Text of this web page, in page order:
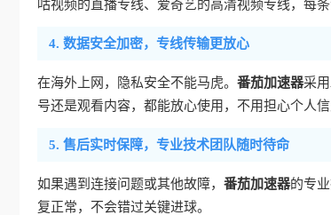
咕视频的直播专线、爱奇艺的高清视频专线，每
4. 数据安全加密，专线传输更放心
在海外上网，隐私安全不能马虎。 番茄加速器采
号还是观看内容，都能放心使用，不用担心个人信
5. 售后实时保障，专业技术团队随时待命
如果遇到连接问题或其他故障， 番茄加速器的专
复正常，不会错过关键进球。